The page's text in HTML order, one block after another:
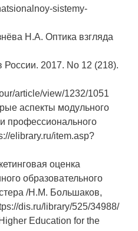
sistemy-
Н.А. Оптика взгляда
2017. No 12 (218).
article/view/1232/1051
аспекты модульного
профессионального
elibrary.ru/item.asp?
оценка
образовательного
/Н.М. Большаков,
dis.ru/library/525/34988/
Education for the